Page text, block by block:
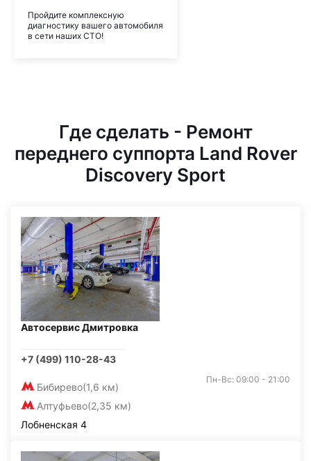
Пройдите комплексную
диагностику вашего автомобиля
в сети наших СТО!
Где сделать - Ремонт
переднего суппорта Land Rover
Discovery Sport
Автосервис Дмитровка
+7 (499) 110-28-43
Бибирево(1,6 км)
Алтуфьево(2,35 км)
Пн-Вс: 09:00 - 21:00
Лобненская 4